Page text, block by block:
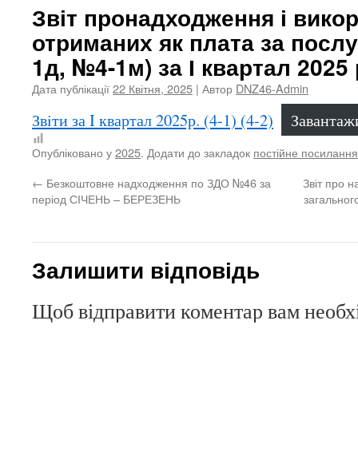
Звіт пронадходження і
отриманих як плата за
1д, №4-1м) за І квартал 2025
Дата публікації22 Квітня, 2025 | Автор DNZ46-Admin
Звiти за I квартал 2025р. (4-1) (4-2)
Опубліковано у2025. Додати до закладок постійне посилання
← Безкоштовне надходження по ЗДО №46 за
період СІЧЕНЬ – БЕРЕЗЕНЬ
Звіт про
Залишити відповідь
Щоб відправити коментар вам